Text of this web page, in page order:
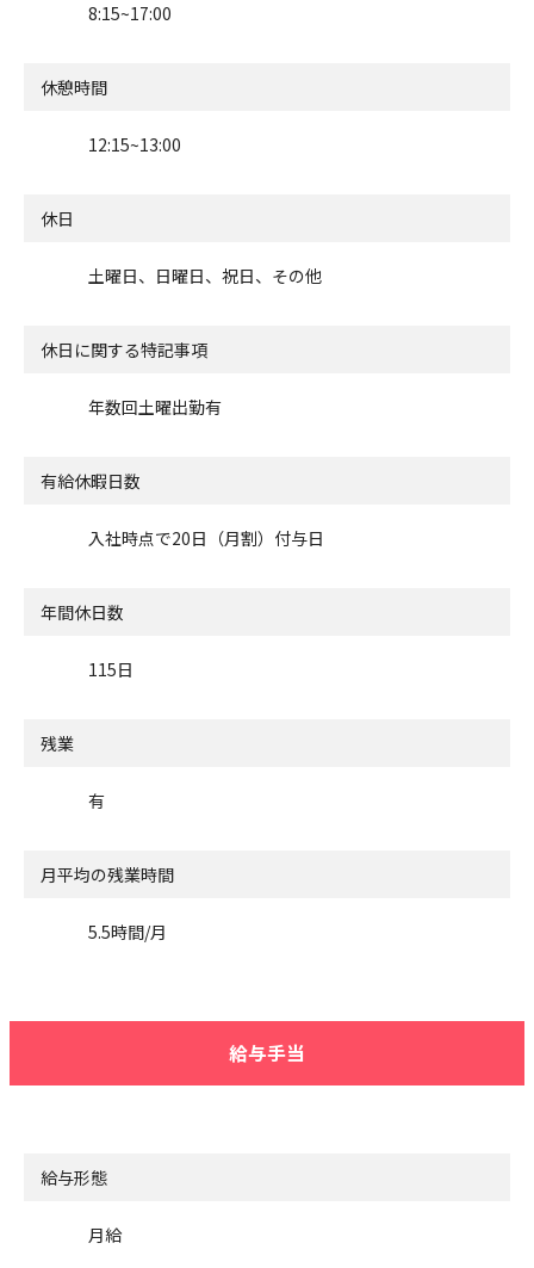
8:15~17:00
休憩時間
12:15~13:00
休日
土曜日、日曜日、祝日、その他
休日に関する特記事項
年数回土曜出勤有
有給休暇日数
入社時点で20日（月割）付与日
年間休日数
115日
残業
有
月平均の残業時間
5.5時間/月
給与手当
給与形態
月給